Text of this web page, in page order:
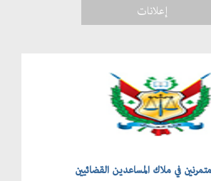
إعلانات
في ملاك المساعدين القضائيين